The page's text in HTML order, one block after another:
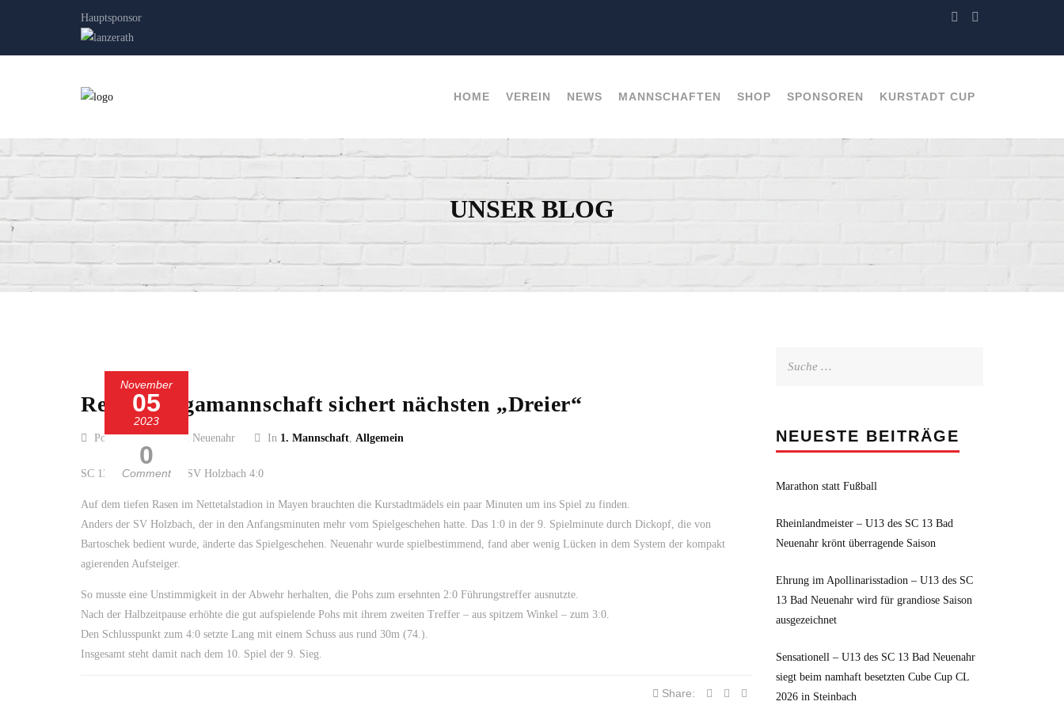
Hauptsponsor
HOME VEREIN NEWS MANNSCHAFTEN SHOP SPONSOREN KURSTADT CUP
UNSER BLOG
November
05
2023
0
Comment
Regionalligamannschaft sichert nächsten „Dreier“
Posted by SC 13 Bad Neuenahr In 1. Mannschaft, Allgemein
SC 13 Bad Neuenahr – SV Holzbach 4:0
Auf dem tiefen Rasen im Nettetalstadion in Mayen brauchten die Kurstadtmädels ein paar Minuten um ins Spiel zu finden.
Anders der SV Holzbach, der in den Anfangsminuten mehr vom Spielgeschehen hatte. Das 1:0 in der 9. Spielminute durch Dickopf, die von
Bartoschek bedient wurde, änderte das Spielgeschehen. Neuenahr wurde spielbestimmend, fand aber wenig Lücken in dem System der kompakt
agierenden Aufsteiger.
So musste eine Unstimmigkeit in der Abwehr herhalten, die Pohs zum ersehnten 2:0 Führungstreffer ausnutzte.
Nach der Halbzeitpause erhöhte die gut aufspielende Pohs mit ihrem zweiten Treffer – aus spitzem Winkel – zum 3:0.
Den Schlusspunkt zum 4:0 setzte Lang mit einem Schuss aus rund 30m (74.).
Insgesamt steht damit nach dem 10. Spiel der 9. Sieg.
Share:
NEUESTE BEITRÄGE
Marathon statt Fußball
Rheinlandmeister – U13 des SC 13 Bad
Neuenahr krönt überragende Saison
Ehrung im Apollinarisstadion – U13 des SC
13 Bad Neuenahr wird für grandiose Saison
ausgezeichnet
Sensationell – U13 des SC 13 Bad Neuenahr
siegt beim namhaft besetzten Cube Cup CL
2026 in Steinbach